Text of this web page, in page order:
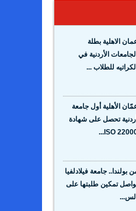
الاهلية بطلة
الجامعات الأردنية في
الكراتيه للطلاب ...
الأهلية أول جامعة
أردنية تحصل على شهادة
ISO
بولندا.. جامعة فيلادلفيا
تمكين طلبتها على
الس...